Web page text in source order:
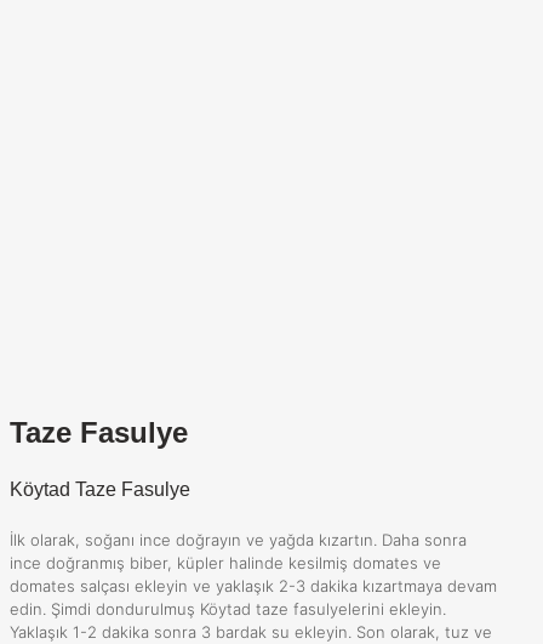
Taze Fasulye
Köytad Taze Fasulye
İlk olarak, soğanı ince doğrayın ve yağda kızartın. Daha sonra
ince doğranmış biber, küpler halinde kesilmiş domates ve
domates salçası ekleyin ve yaklaşık 2-3 dakika kızartmaya devam
edin. Şimdi dondurulmuş Köytad taze fasulyelerini ekleyin.
Yaklaşık 1-2 dakika sonra 3 bardak su ekleyin. Son olarak, tuz ve